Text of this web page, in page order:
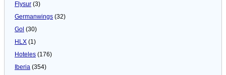
Flysur (3)
Germanwings (32)
Gol (30)
HLX (1)
Hoteles (176)
Iberia (354)